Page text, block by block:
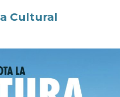
Cultural